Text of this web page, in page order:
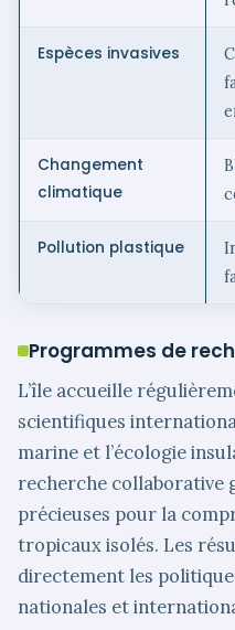
Espèces invasives
Changement
climatique
Pollution plastique
Programmes de
L’île accueille
scientifiques
marine et l’écologie
recherche collaborative
précieuses pour la
tropicaux isolés. Les
directement les
nationales et